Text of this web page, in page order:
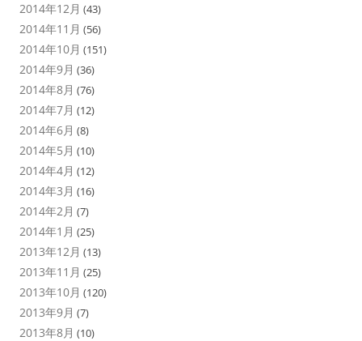
2014年12月 (43)
2014年11月 (56)
2014年10月 (151)
2014年9月 (36)
2014年8月 (76)
2014年7月 (12)
2014年6月 (8)
2014年5月 (10)
2014年4月 (12)
2014年3月 (16)
2014年2月 (7)
2014年1月 (25)
2013年12月 (13)
2013年11月 (25)
2013年10月 (120)
2013年9月 (7)
2013年8月 (10)